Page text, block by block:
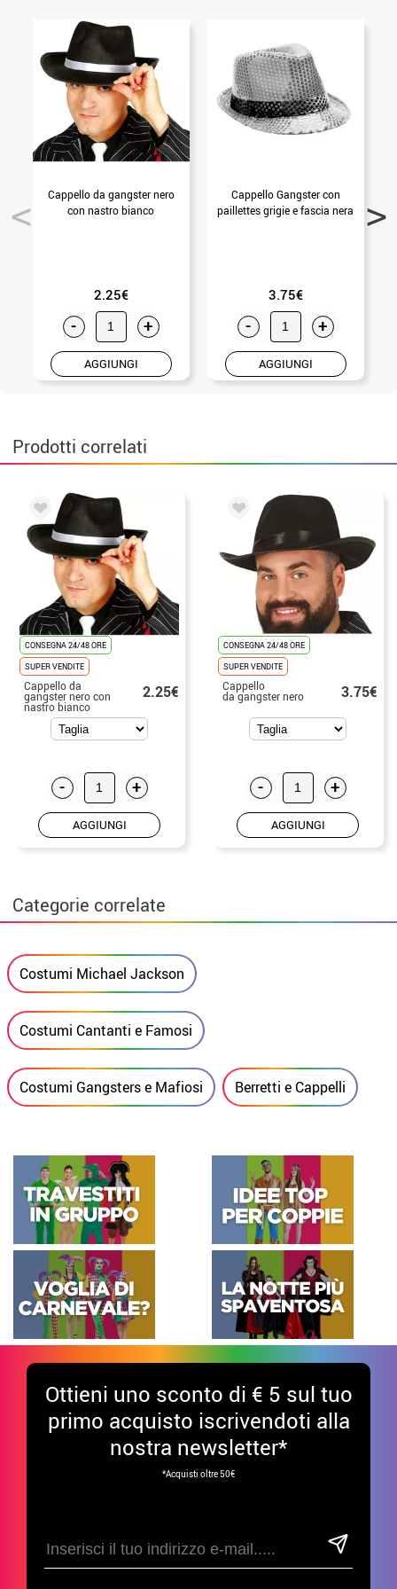
Cappello da gangster nero
con nastro bianco
2.25€
- +
AGGIUNGI
Cappello Gangster con
paillettes grigie e fascia nera
3.75€
- +
AGGIUNGI
Prodotti correlati
CONSEGNA 24/48 ORE
SUPER VENDITE
Cappello da
gangster nero con
nastro bianco
2.25€
- +
AGGIUNGI
CONSEGNA 24/48 ORE
SUPER VENDITE
Cappello
da gangster nero 3.75€
- +
AGGIUNGI
Categorie correlate
Costumi Michael Jackson
Costumi Cantanti e Famosi
Costumi Gangsters e Mafiosi Berretti e Cappelli
Ottieni uno sconto di € 5 sul tuo
primo acquisto iscrivendoti alla
nostra newsletter*
*Acquisti oltre 50€